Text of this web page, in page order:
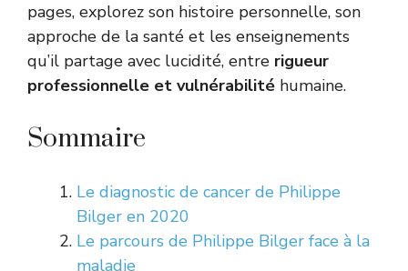
pages, explorez son histoire personnelle, son
approche de la santé et les enseignements
qu’il partage avec lucidité, entre rigueur
professionnelle et vulnérabilité humaine.
Sommaire
Le diagnostic de cancer de Philippe
Bilger en 2020
Le parcours de Philippe Bilger face à la
maladie